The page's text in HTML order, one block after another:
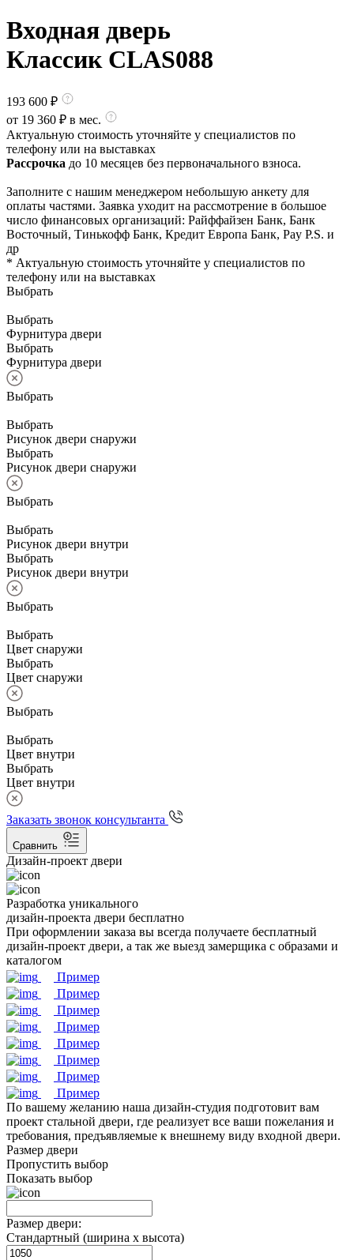
Входная дверь
Классик CLAS088
193 600 ₽
от 19 360 ₽ в мес.
Актуальную стоимость уточняйте у специалистов по
телефону или на выставках
Рассрочка до 10 месяцев без первоначального взноса.
Заполните с нашим менеджером небольшую анкету для
оплаты частями. Заявка уходит на рассмотрение в большое
число финансовых организаций: Райффайзен Банк, Банк
Восточный, Тинькофф Банк, Кредит Европа Банк, Pay P.S. и
др
* Актуальную стоимость уточняйте у специалистов по
телефону или на выставках
Выбрать
Выбрать
Фурнитура двери
Выбрать
Фурнитура двери
Выбрать
Выбрать
Рисунок двери снаружи
Выбрать
Рисунок двери снаружи
Выбрать
Выбрать
Рисунок двери внутри
Выбрать
Рисунок двери внутри
Выбрать
Выбрать
Цвет снаружи
Выбрать
Цвет снаружи
Выбрать
Выбрать
Цвет внутри
Выбрать
Цвет внутри
Заказать звонок консультанта
Сравнить
Дизайн-проект двери
Разработка уникального
дизайн-проекта двери бесплатно
При оформлении заказа вы всегда получаете бесплатный
дизайн-проект двери, а так же выезд замерщика с образами и
каталогом
Пример
Пример
Пример
Пример
Пример
Пример
Пример
Пример
По вашему желанию наша дизайн-студия подготовит вам
проект стальной двери, где реализует все ваши пожелания и
требования, предъявляемые к внешнему виду входной двери.
Размер двери
Пропустить выбор
Показать выбор
Размер двери:
Стандартный (ширина х высота)